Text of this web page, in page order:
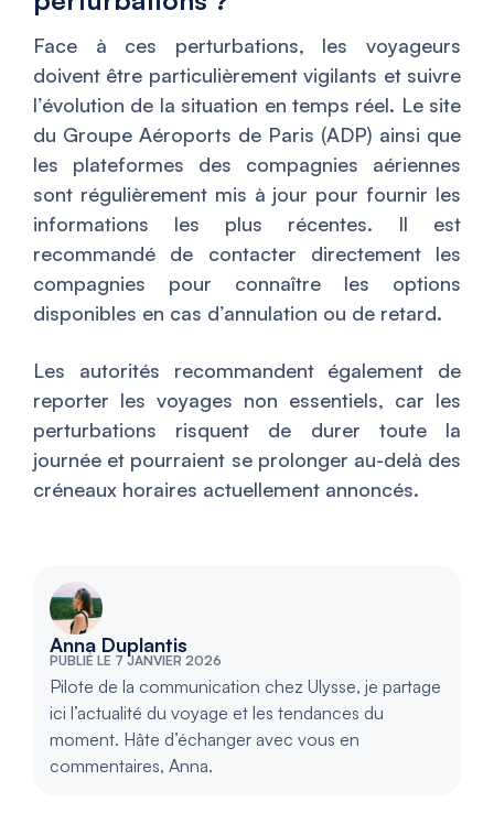
Face à ces perturbations, les voyageurs
doivent être particulièrement vigilants et suivre
l’évolution de la situation en temps réel. Le site
du Groupe Aéroports de Paris (ADP) ainsi que
les plateformes des compagnies aériennes
sont régulièrement mis à jour pour fournir les
informations les plus récentes. Il est
recommandé de contacter directement les
compagnies pour connaître les options
disponibles en cas d’annulation ou de retard.
Les autorités recommandent également de
reporter les voyages non essentiels, car les
perturbations risquent de durer toute la
journée et pourraient se prolonger au-delà des
créneaux horaires actuellement annoncés.
Anna Duplantis
PUBLIÉ LE 7 JANVIER 2026
Pilote de la communication chez Ulysse, je partage
ici l’actualité du voyage et les tendances du
moment. Hâte d’échanger avec vous en
commentaires, Anna.